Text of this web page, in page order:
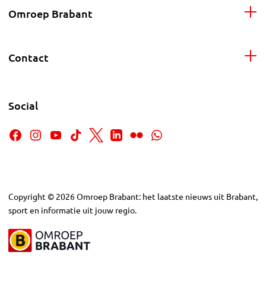
Omroep Brabant
Contact
Social
Copyright © 2026Omroep Brabant: het laatste nieuws uit Brabant,
sport en informatie uit jouw regio.